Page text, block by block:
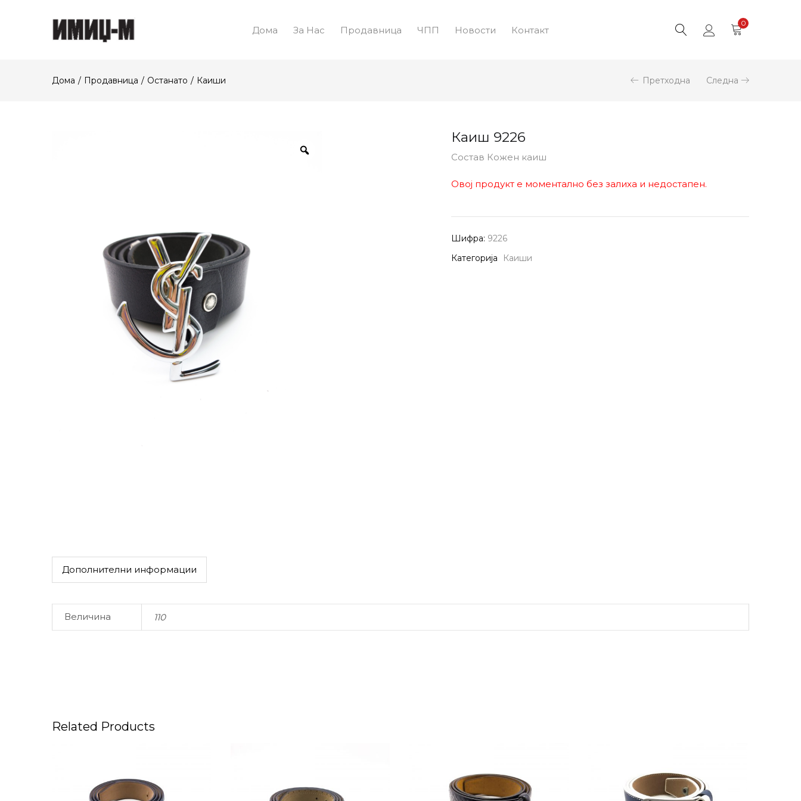
Дома За Нас Продавница ЧПП Новости Контакт
0
Дома Продавница Останато Каиши Претходна Следна
Каиш 9226
Состав Кожен каиш
Овој продукт е моментално без залиха и недостапен.
Шифра: 9226
Категорија
Каиши
Дополнителни информации
Величина 110
Related Products